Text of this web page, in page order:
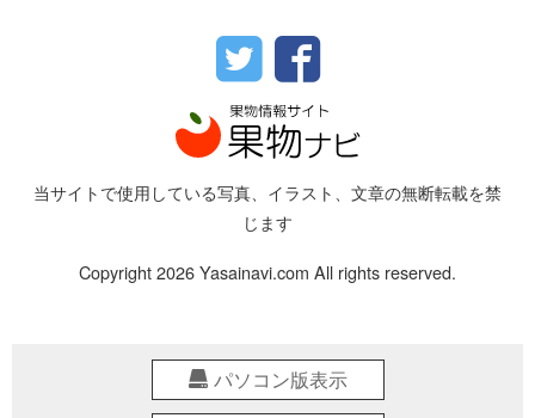
当サイトで使用している写真、イラスト、文章の無断転載を禁
じます
Copyright 2026 Yasainavi.com All rights reserved.
パソコン版表示